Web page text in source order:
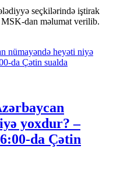
seçkilərində iştirak
dan məlumat verilib.
yoxdur? –
da Çətin